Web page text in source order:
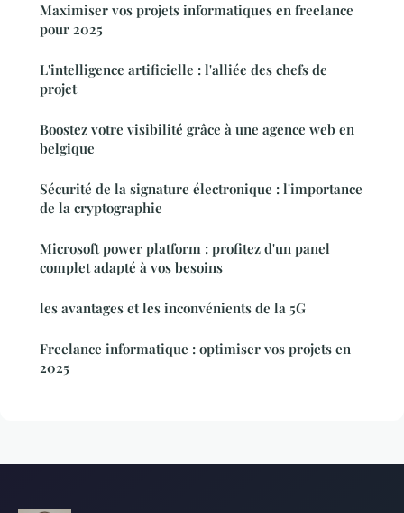
Maximiser vos projets informatiques en freelance
pour 2025
L'intelligence artificielle : l'alliée des chefs de
projet
Boostez votre visibilité grâce à une agence web en
belgique
Sécurité de la signature électronique : l'importance
de la cryptographie
Microsoft power platform : profitez d'un panel
complet adapté à vos besoins
les avantages et les inconvénients de la 5G
Freelance informatique : optimiser vos projets en
2025